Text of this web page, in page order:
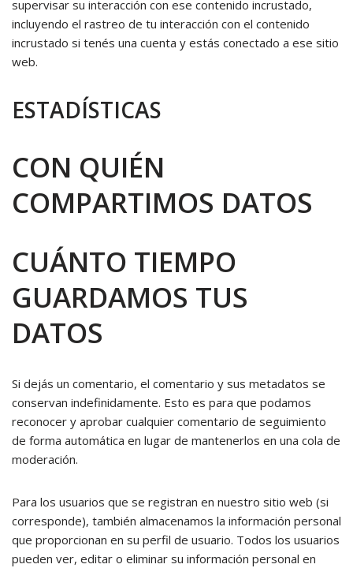
supervisar su interacción con ese contenido incrustado,
incluyendo el rastreo de tu interacción con el contenido
incrustado si tenés una cuenta y estás conectado a ese sitio
web.
ESTADÍSTICAS
CON QUIÉN
COMPARTIMOS DATOS
CUÁNTO TIEMPO
GUARDAMOS TUS
DATOS
Si dejás un comentario, el comentario y sus metadatos se
conservan indefinidamente. Esto es para que podamos
reconocer y aprobar cualquier comentario de seguimiento
de forma automática en lugar de mantenerlos en una cola de
moderación.
Para los usuarios que se registran en nuestro sitio web (si
corresponde), también almacenamos la información personal
que proporcionan en su perfil de usuario. Todos los usuarios
pueden ver, editar o eliminar su información personal en